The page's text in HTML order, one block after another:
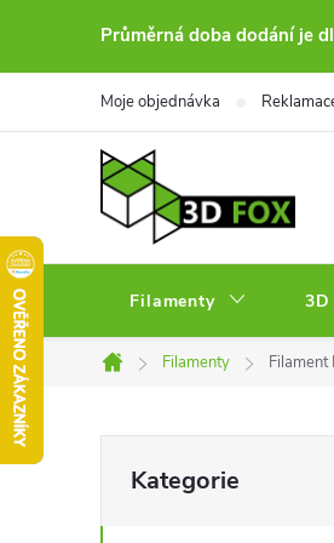
Průměrná doba dodání je
Moje objednávka
Filamenty
Domů
Filamenty
o
kategorie
Kategorie